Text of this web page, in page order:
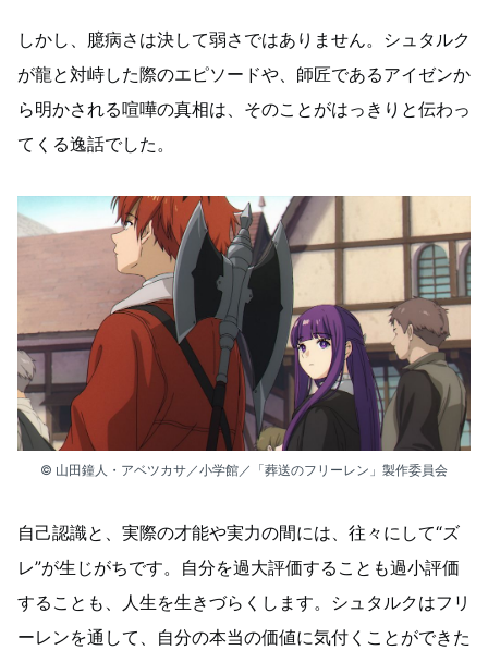
しかし、臆病さは決して弱さではありません。シュタルク
が龍と対峙した際のエピソードや、師匠であるアイゼンか
ら明かされる喧嘩の真相は、そのことがはっきりと伝わっ
てくる逸話でした。
© 山田鐘人・アベツカサ／小学館／「葬送のフリーレン」製作委員会
自己認識と、実際の才能や実力の間には、往々にして“ズ
レ”が生じがちです。自分を過大評価することも過小評価
することも、人生を生きづらくします。シュタルクはフリ
ーレンを通して、自分の本当の価値に気付くことができた